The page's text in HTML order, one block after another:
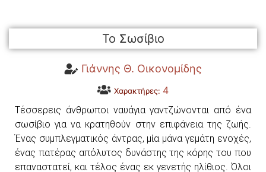
Το Σωσίβιο
Γιάννης Θ. Οικονομίδης
Χαρακτήρες: 4
Τέσσερεις άνθρωποι ναυάγια γαντζώνονται από ένα
σωσίβιο για να κρατηθούν στην επιφάνεια της ζωής.
Ένας συμπλεγματικός άντρας, μία μάνα γεμάτη ενοχές,
ένας πατέρας απόλυτος δυνάστης της κόρης του που
επαναστατεί, και τέλος ένας εκ γενετής ηλίθιος. Όλοι